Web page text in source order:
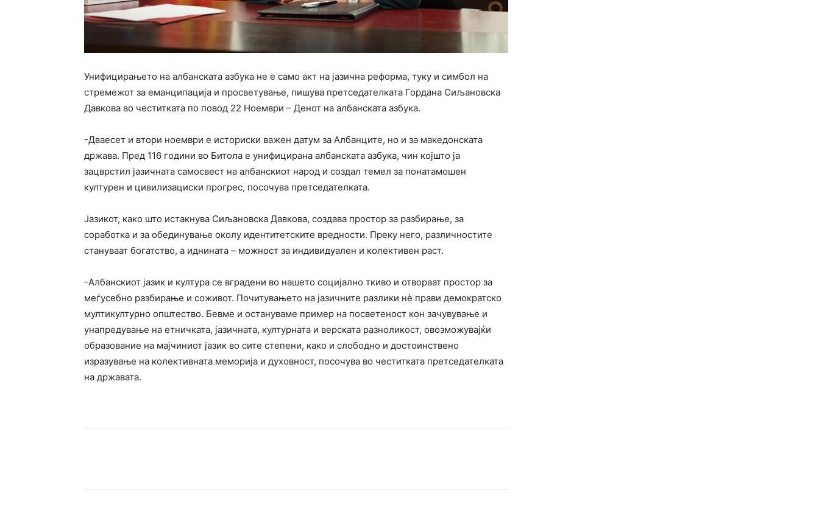
Унифицирањето на албанската азбука не е само акт на јазична реформа, туку и симбол на
стремежот за еманципација и просветување, пишува претседателката Гордана Сиљановска
Давкова во честитката по повод 22 Ноември – Денот на aлбанската азбука.
-Дваесет и втори ноември е историски важен датум за Албанците, но и за македонската
држава. Пред 116 години во Битола е унифицирана албанската азбука, чин којшто ја
зацврстил јазичната самосвест на албанскиот народ и создал темел за понатамошен
културен и цивилизациски прогрес, посочува претседателката.
Јазикот, како што истакнува Сиљановска Давкова, создава простор за разбирање, за
соработка и за обединување околу идентитетските вредности. Преку него, различностите
стануваат богатство, а иднината – можност за индивидуален и колективен раст.
-Албанскиот јазик и култура се вградени во нашето социјално ткиво и отвораат простор за
меѓусебно разбирање и соживот. Почитувањето на јазичните разлики нѐ прави демократско
мултикултурно општество. Бевме и остануваме пример на посветеност кон зачувување и
унапредување на етничката, јазичната, културната и верската разноликост, овозможувајќи
образование на мајчиниот јазик во сите степени, како и слободно и достоинствено
изразување на колективната меморија и духовност, посочува во честитката претседателката
на државата.